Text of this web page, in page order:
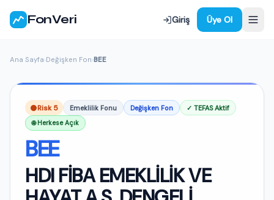
FonVeri Giriş Üye Ol
Ana Sayfa›Değişken Fon›BEE
Risk 5 Emeklilik Fonu Değişken Fon ✓ TEFAS Aktif
🌐 Herkese Açık
BEE
HDI FİBA EMEKLİLİK VE